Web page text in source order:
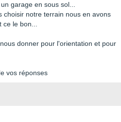
garage en sous sol...
choisir notre terrain nous en avons
ce le bon...
donner pour l'orientation et pour
vos réponses